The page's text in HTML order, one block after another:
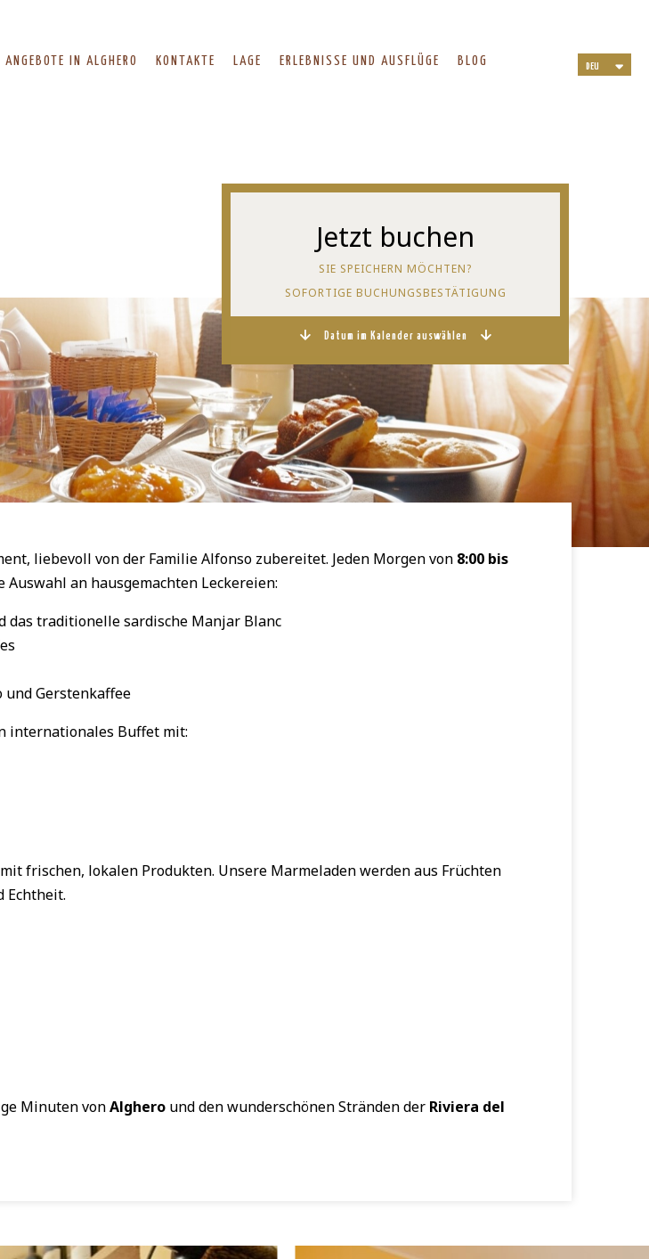
ANGEBOTE IN ALGHERO KONTAKTE LAGE ERLEBNISSE UND AUSFLÜGE BLOG DEU
Jetzt buchen
SIE SPEICHERN MÖCHTEN?
SOFORTIGE BUCHUNGS­BESTÄTIGUNG
Datum im Kalender auswählen
liebevoll von der Familie Alfonso zubereitet. Jeden Morgen von 8:00 bis
an hausgemachten Leckereien:
das traditionelle sardische Manjar Blanc
und Gerstenkaffee
internationales Buffet mit:
frischen, lokalen Produkten. Unsere Marmeladen werden aus Früchten
Echtheit.
Minuten vonAlghero und den wunderschönen Stränden der Riviera del